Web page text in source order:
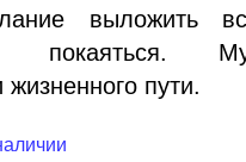
выложить
покаяться.
жизненного пути.